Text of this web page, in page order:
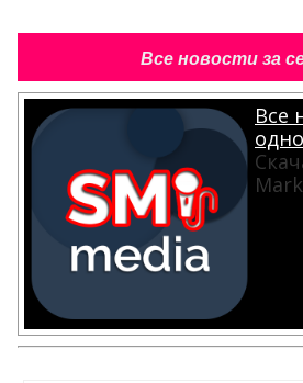
Все новости за
Все